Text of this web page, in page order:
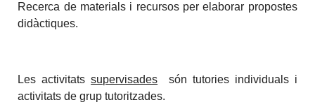
Recerca de materials i recursos per elaborar propostes
didàctiques.
Les activitatssupervisades són tutories individuals i
activitats de grup tutoritzades.